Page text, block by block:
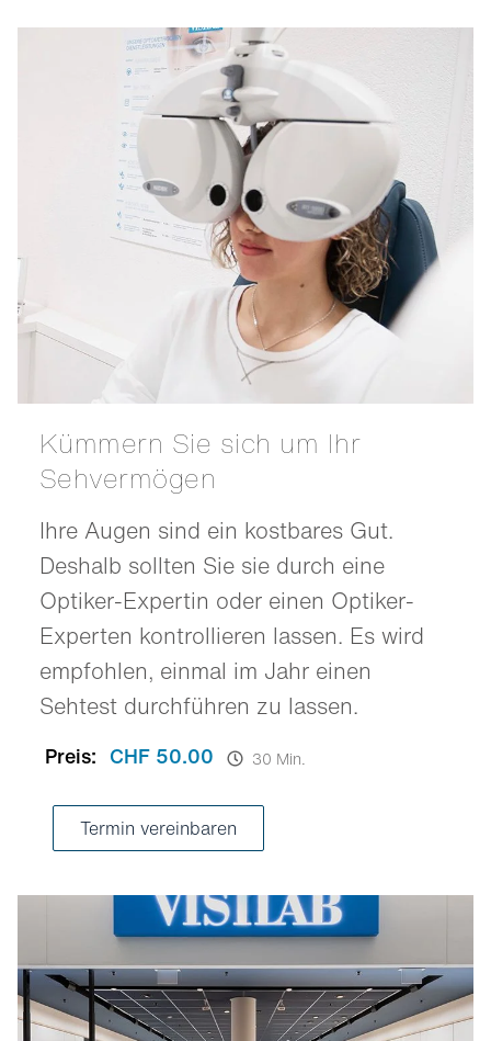
Kümmern Sie sich um Ihr
Sehvermögen
Ihre Augen sind ein kostbares Gut.
Deshalb sollten Sie sie durch eine
Optiker-Expertin oder einen Optiker-
Experten kontrollieren lassen. Es wird
empfohlen, einmal im Jahr einen
Sehtest durchführen zu lassen.
Preis: CHF 50.00 30 Min.
Termin vereinbaren